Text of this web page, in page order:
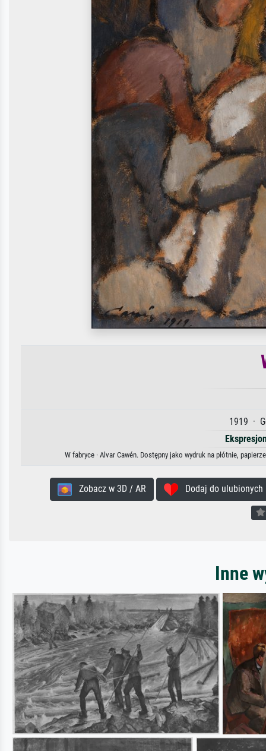
1919 ·
W fabryce · Alvar Cawén. Dostępny jako wydruk na płótnie,
Zobacz w 3D / AR Dodaj do ulubionych
Inne